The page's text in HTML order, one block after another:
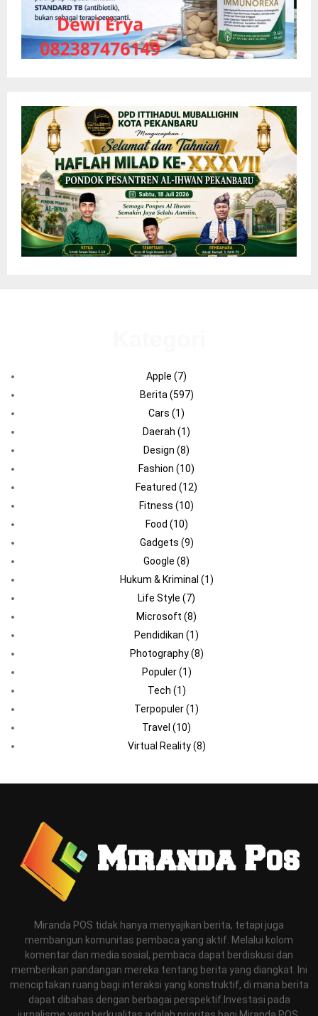
Apple (7)
Berita(597)
Cars (1)
Daerah (1)
Design (8)
Fashion (10)
Featured (12)
Fitness (10)
Food (10)
Gadgets (9)
Google (8)
Hukum & Kriminal (1)
Life Style (7)
Microsoft (8)
Pendidikan (1)
Photography(8)
Populer(1)
Tech (1)
Terpopuler(1)
Travel (10)
Virtual Reality(8)
Miranda POS tidak hanya menyajikan berita, tetapi juga
membangun komunitas pembaca yang aktif. Melalui kolom
komentar dan media sosial, pembaca dapat berdiskusi dan
memberikan pandangan mereka tentang berita yang diangkat. Ini
menciptakan ruang bagi interaksi yang konstruktif, di mana berita
dapat dibahas dengan berbagai perspektif.Investasi pada